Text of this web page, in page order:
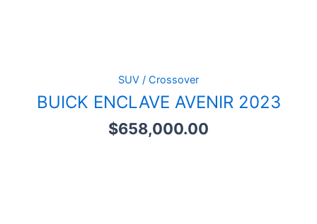
SUV / Crossover
BUICK ENCLAVE AVENIR 2023
$658,000.00